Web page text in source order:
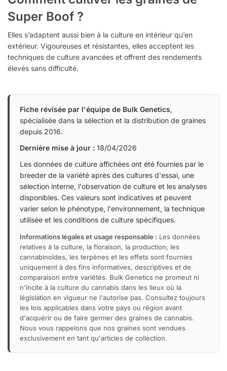
Super Boof ?
Elles s’adaptent aussi bien à la culture en intérieur qu’en
extérieur. Vigoureuses et résistantes, elles acceptent les
techniques de culture avancées et offrent des rendements
élevés sans difficulté.
Fiche révisée par l'équipe de Bulk Genetics,
spécialisée dans la sélection et la distribution de graines
depuis 2016.
Dernière mise à jour : 18/04/2026
Les données de culture affichées ont été fournies par le
breeder de la variété après des cultures d'essai, une
sélection interne, l'observation de culture et les analyses
disponibles. Ces valeurs sont indicatives et peuvent
varier selon le phénotype, l'environnement, la technique
utilisée et les conditions de culture spécifiques.
Informations légales et usage responsable : Les données
relatives à la culture, la floraison, la production, les
cannabinoïdes, les terpènes et les effets sont fournies
uniquement à des fins informatives, descriptives et de
comparaison entre variétés. Bulk Genetics ne promeut ni
n'incite à la culture du cannabis dans les lieux où la
législation en vigueur ne l'autorise pas. Consultez toujours
les lois applicables dans votre pays ou région avant
d'acquérir ou de faire germer des graines de cannabis.
Nous vous rappelons que nos graines sont vendues
exclusivement en tant qu'articles de collection.